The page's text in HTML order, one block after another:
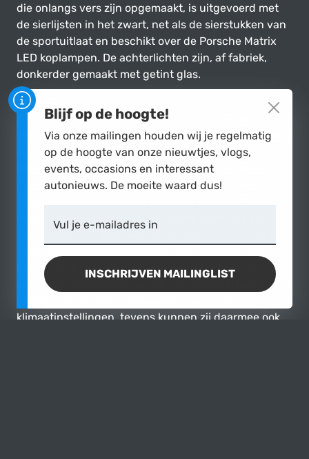
die onlangs vers zijn opgemaakt, is uitgevoerd met
de sierlijsten in het zwart, net als de sierstukken van
de sportuitlaat en beschikt over de Porsche Matrix
LED koplampen. De achterlichten zijn, af fabriek,
donkerder gemaakt met getint glas.
Interieur
De Porsche landt weer een een-twee van stijl en
technologie binnenin, van de heerlijke sportstoelen
en rijpositie tot overweldigende luxe. De cabine is
helemaal bij de tijd dankzij de 'Porsche Advanced
Cockpit'. Een paar mooi gefabriceerde metalen
maar vrijwel elke andere bediening werkt via een
indrukwekkend 12,3-inch touchscreen en een plat
haptische feedback. Een tweede scherm, bevestigd
aan het achtersteven van de voorconsole, laat de
klimaatinstellingen, tevens kunnen zij daarmee ook
Blijf op de hoogte!
Via onze mailingen houden wij je regelmatig
op de hoogte van onze nieuwtjes, vlogs,
events, occasions en interessant
autonieuws. De moeite waard dus!
Vul je e-mailadres in
INSCHRIJVEN MAILINGLIST